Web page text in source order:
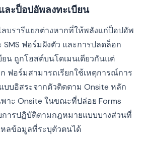
ละป็อปอัพลงทะเบียน
ลบรารีแยกต่างหากที่ให้พลังแก่ป็อปอัพ
SMS ฟอร์มฝังตัว และการปลดล็อก
ยน ถูกโฮสต์บนโดเมนเดียวกันแต่
ฟอร์มสามารถเรียกใช้เหตุการณ์การ
บบอิสระจากตัวติดตาม Onsite หลัก
าะ Onsite ในขณะที่ปล่อย Forms
การปฏิบัติตามกฎหมายแบบบางส่วนที่
ลข้อมูลที่ระบุตัวตนได้